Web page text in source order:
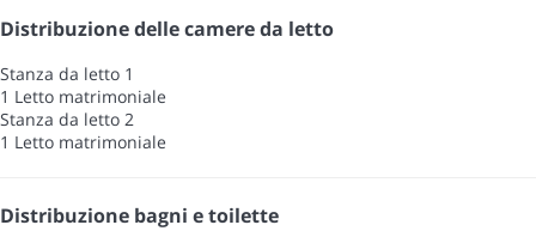
Distribuzione delle camere da letto
Stanza da letto 1
1 Letto matrimoniale
Stanza da letto 2
1 Letto matrimoniale
Distribuzione bagni e toilette